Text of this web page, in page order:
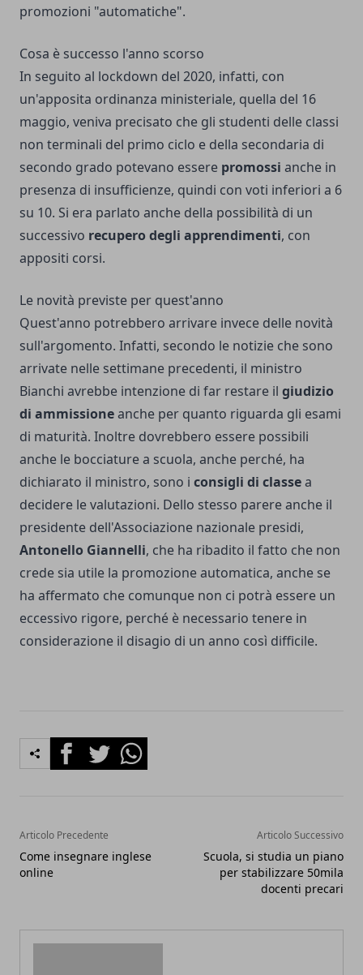
promozioni "automatiche".
Cosa è successo l'anno scorso
In seguito al lockdown del 2020, infatti, con
un'apposita ordinanza ministeriale, quella del 16
maggio, veniva precisato che gli studenti delle classi
non terminali del primo ciclo e della secondaria di
secondo grado potevano essere promossi anche in
presenza di insufficienze, quindi con voti inferiori a 6
su 10. Si era parlato anche della possibilità di un
successivo recupero degli apprendimenti, con
appositi corsi.
Le novità previste per quest'anno
Quest'anno potrebbero arrivare invece delle novità
sull'argomento. Infatti, secondo le notizie che sono
arrivate nelle settimane precedenti, il ministro
Bianchi avrebbe intenzione di far restare il giudizio
di ammissioneanche per quanto riguarda gli esami
di maturità. Inoltre dovrebbero essere possibili
anche le bocciature a scuola, anche perché, ha
dichiarato il ministro, sono i consigli di classea
decidere le valutazioni. Dello stesso parere anche il
presidente dell'Associazione nazionale presidi,
Antonello Giannelli, che ha ribadito il fatto che non
crede sia utile la promozione automatica, anche se
ha affermato che comunque non ci potrà essere un
eccessivo rigore, perché è necessario tenere in
considerazione il disagio di un anno così difficile.
FacebookTwitterWhatsapp
Articolo Precedente
Come insegnare inglese
online
Articolo Successivo
Scuola, si studia un piano
per stabilizzare 50mila
docenti precari